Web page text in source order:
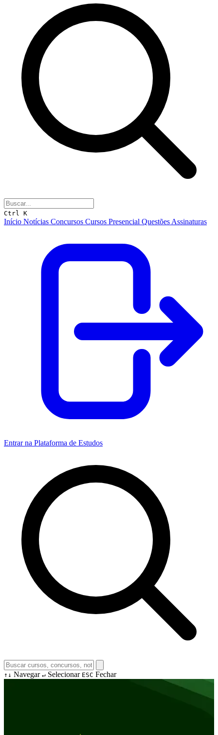
Ctrl K
Início Notícias Concursos Cursos Presencial Questões Assinaturas
Entrar na Plataforma de Estudos
↑↓ Navegar ↵ Selecionar ESC Fechar